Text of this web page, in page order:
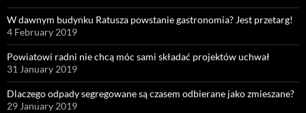
W dawnym budynku Ratusza powstanie gastronomia? Jest przetarg!
4 February 2019
Powiatowi radni nie chcą móc sami składać projektów uchwał
31 January 2019
Dlaczego odpady segregowane są czasem odbierane jako zmieszane?
29 January 2019